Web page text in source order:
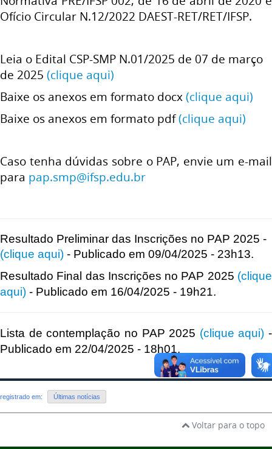
Ofício Circular N.12/2022 DAEST-RET/RET/IFSP.
Leia o Edital CSP-SMP N.01/2025 de 07 de março
de 2025 (clique aqui)
Baixe os anexos em formato docx (clique aqui)
Baixe os anexos em formato pdf(clique aqui)
Caso tenha dúvidas sobre o PAP, envie um e-mail
para pap.smp@ifsp.edu.br
Resultado Preliminar das Inscrições no PAP 2025 -
(clique aqui) - Publicado em 09/04/2025 - 23h13.
Resultado Final das Inscrições no PAP 2025 (clique
aqui) - Publicado em 16/04/2025 - 19h21.
Lista de contemplação no PAP 2025 (clique aqui) -
Publicado em 22/04/2025 - 18h01.
registrado em: Últimas notícias
Voltar para o topo